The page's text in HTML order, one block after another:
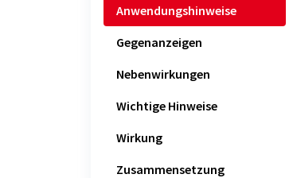
Anwendungshinweise
Gegenanzeigen
Nebenwirkungen
Wichtige Hinweise
Wirkung
Zusammensetzung